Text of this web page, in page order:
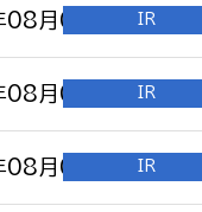
月06日 IR
月06日 IR
月06日 IR